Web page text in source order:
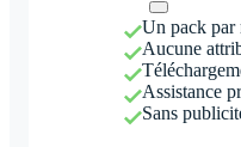
Un pack par
Aucune
Assistance
Sans